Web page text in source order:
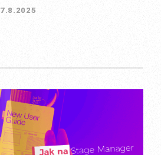
7.8.2025